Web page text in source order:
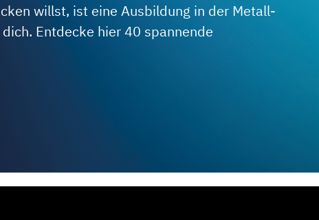
willst, ist eine Ausbildung in der Metall-
Entdecke hier 40 spannende